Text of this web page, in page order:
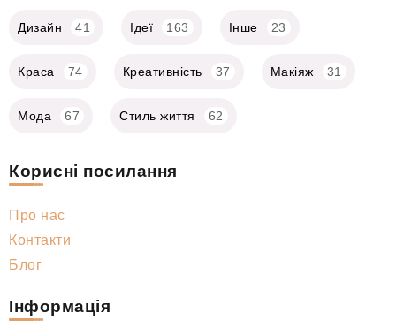
Дизайн 41 Ідеї 163 Інше 23
Краса 74 Креативність 37 Макіяж 31
Мода 67 Стиль життя 62
Корисні посилання
Про нас
Контакти
Блог
Інформація